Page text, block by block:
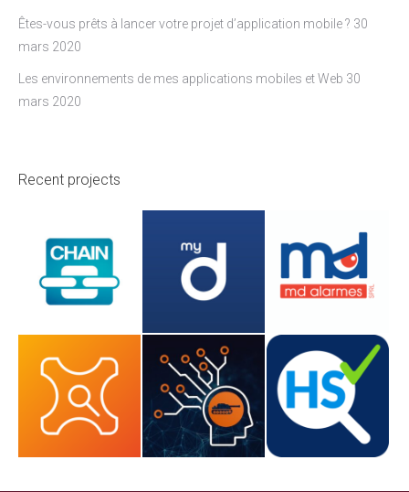
Êtes-vous prêts à lancer votre projet d’application mobile ? 30
mars 2020
Les environnements de mes applications mobiles et Web 30
mars 2020
Recent projects